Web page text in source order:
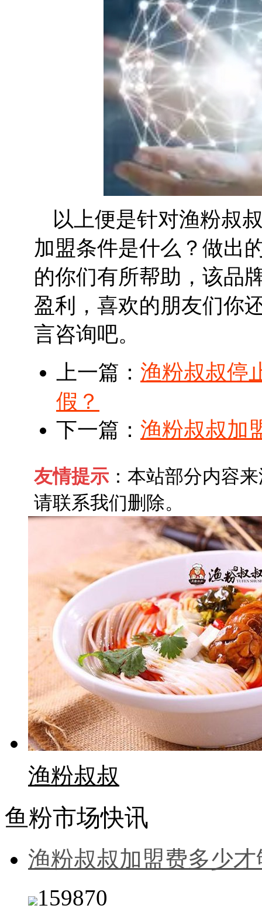
以上便是针对渔粉叔
加盟条件是什么？做出
的你们有所帮助，该品
盈利，喜欢的朋友们你
言咨询吧。
上一篇： 渔粉叔叔停
假？
下一篇： 渔粉叔叔加
友情提示 ：本站部分内容
请联系我们删除。
渔粉叔叔
鱼粉市场快讯
渔粉叔叔加盟费多少
159870